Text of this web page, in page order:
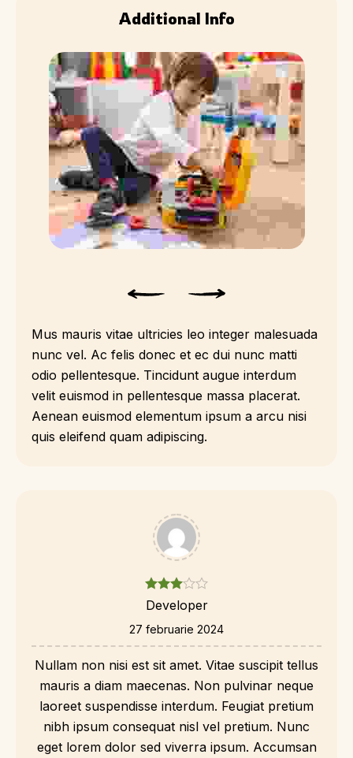
Additional Info
Mus mauris vitae ultricies leo integer malesuada
nunc vel. Ac felis donec et ec dui nunc matti
odio pellentesque. Tincidunt augue interdum
velit euismod in pellentesque massa placerat.
Aenean euismod elementum ipsum a arcu nisi
quis eleifend quam adipiscing.
Developer
27 februarie 2024
Nullam non nisi est sit amet. Vitae suscipit tellus
mauris a diam maecenas. Non pulvinar neque
laoreet suspendisse interdum. Feugiat pretium
nibh ipsum consequat nisl vel pretium. Nunc
eget lorem dolor sed viverra ipsum. Accumsan